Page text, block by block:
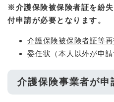
※介護保険被保険者証を紛
付申請が必要となります。​
介護保険被保険者証等
委任状 （本人以外が申
介護保険事業者が申